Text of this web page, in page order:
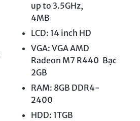
up to 3.5GHz,
4MB
LCD: 14 inch HD
VGA: VGA AMD
Radeon M7 R440
2GB
RAM: 8GB DDR4-
2400
HDD: 1TGB
Bạc